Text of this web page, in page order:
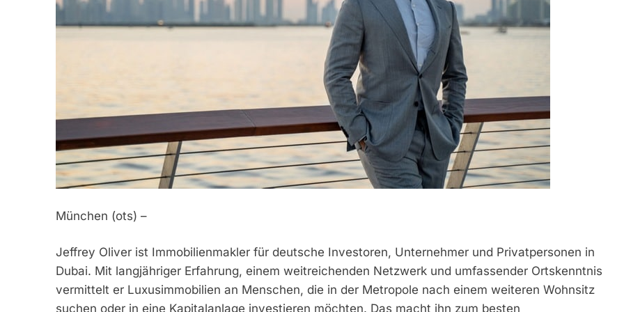
München (ots) –
Jeffrey Oliver ist Immobilienmakler für deutsche Investoren, Unternehmer und Privatpersonen in
Dubai. Mit langjähriger Erfahrung, einem weitreichenden Netzwerk und umfassender Ortskenntnis
vermittelt er Luxusimmobilien an Menschen, die in der Metropole nach einem weiteren Wohnsitz
suchen oder in eine Kapitalanlage investieren möchten. Das macht ihn zum besten